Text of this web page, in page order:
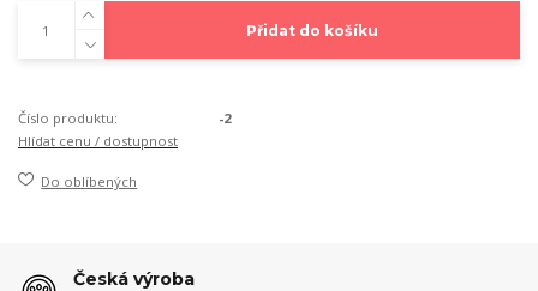
Přidat do košíku
Číslo produktu:
-2
Hlídat cenu / dostupnost
Do oblíbených
Česká výroba